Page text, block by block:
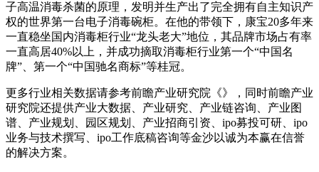
子高温消毒杀菌的原理，发明并生产出了完全拥有自主知识产
权的世界第一台电子消毒碗柜。在他的带领下，康宝20多年来
一直稳坐国内消毒柜行业“龙头老大”地位，其品牌市场占有率
一直高居40%以上，并成功摘取消毒柜行业第一个“中国名
牌”、第一个“中国驰名商标”等桂冠。
更多行业相关数据请参考前瞻产业研究院《》，同时前瞻产业
研究院还提供产业大数据、产业研究、产业链咨询、产业图
谱、产业规划、园区规划、产业招商引资、ipo募投可研、ipo
业务与技术撰写、ipo工作底稿咨询等金沙以诚为本赢在信誉
的解决方案。